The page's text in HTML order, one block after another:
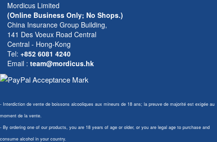
Mordicus Limited
(Online Business Only; No Shops.)
China Insurance Group Building,
141 Des Voeux Road Central
Central - Hong-Kong
Tel: +852 6081 4240
Email : team@mordicus.hk
- Interdiction de vente de boissons alcooliques aux mineurs de 18 ans; la preuve de majorité est exigée au
moment de la vente.
- By ordering one of our products, you are 18 years of age or older, or you are legal age to purchase and
consume alcohol in your country.